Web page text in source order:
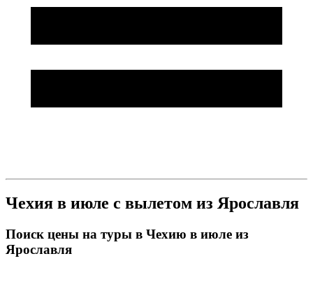
Чехия в июле с вылетом из Ярославля
Поиск цены на туры в Чехию в июле из
Ярославля